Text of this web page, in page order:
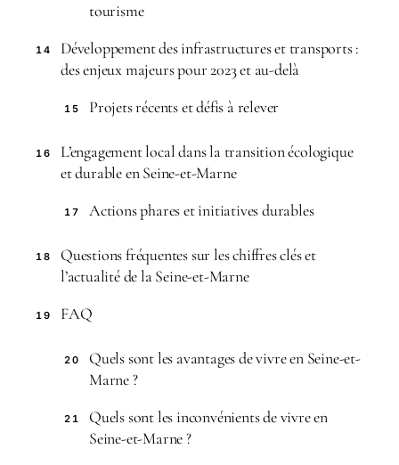
tourisme
14
Développement des infrastructures et transports :
des enjeux majeurs pour 2023 et au-delà
15 Projets récents et défis à relever
16
L’engagement local dans la transition écologique
et durable en Seine-et-Marne
17 Actions phares et initiatives durables
18
Questions fréquentes sur les chiffres clés et
l’actualité de la Seine-et-Marne
19 FAQ
20
Quels sont les avantages de vivre en Seine-et-
Marne ?
21
Quels sont les inconvénients de vivre en
Seine-et-Marne ?